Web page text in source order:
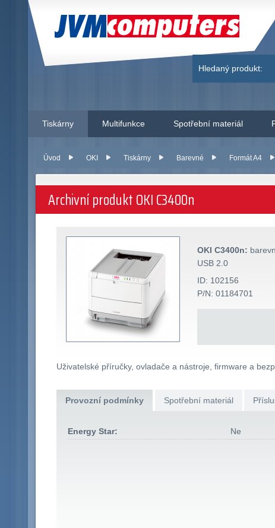
JVM Computers
Hledaný produkt:
Tiskárny Multifunkce Spotřební materiál
Úvod OKI Tiskárny Barevné Formát A4
Archivní produkt OKI C3400n
OKI C3400n:
USB 2.0
ID: 102156
P/N: 01184701
Uživatelské příručky, ovladače a nástroje, firmware a
Provozní podmínky Spotřební materiál
Energy Star: Ne